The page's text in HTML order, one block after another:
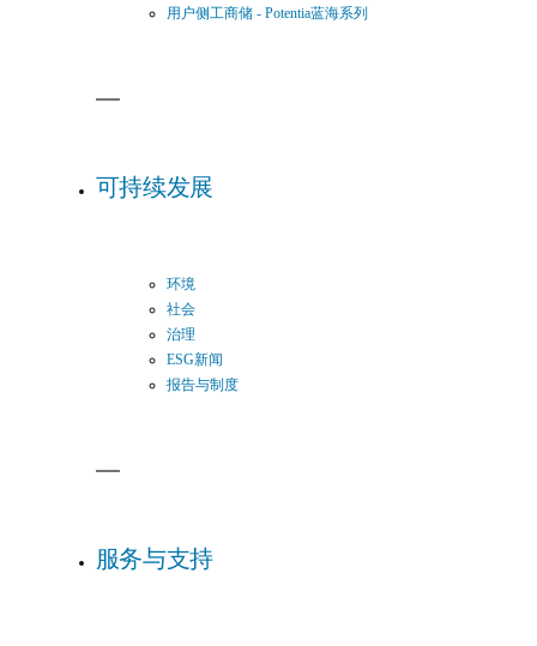
用户侧工商储 - Potentia蓝海系列
可持续发展
环境
社会
治理
ESG新闻
报告与制度
服务与支持